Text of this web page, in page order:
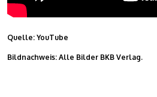
Quelle: YouTube
Bildnachweis: Alle Bilder BKB Verlag.